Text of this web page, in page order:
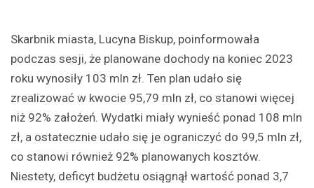
Skarbnik miasta, Lucyna Biskup, poinformowała
podczas sesji, że planowane dochody na koniec 2023
roku wynosiły 103 mln zł. Ten plan udało się
zrealizować w kwocie 95,79 mln zł, co stanowi więcej
niż 92% założeń. Wydatki miały wynieść ponad 108 mln
zł, a ostatecznie udało się je ograniczyć do 99,5 mln zł,
co stanowi również 92% planowanych kosztów.
Niestety, deficyt budżetu osiągnął wartość ponad 3,7